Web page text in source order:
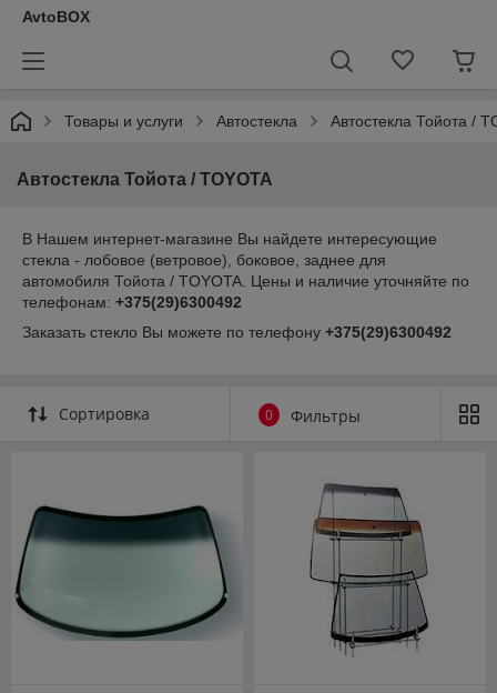
AvtoBOX
Товары и услуги Автостекла Автостекла Тойота /
Автостекла Тойота / TOYOTA
В Нашем интернет-магазине Вы найдете интересующие
стекла - лобовое (ветровое), боковое, заднее для
автомобиля Тойота / TOYOTA. Цены и наличие уточняйте по
телефонам: +375(29)6300492
Заказать стекло Вы можете по телефону +375(29)6300492
Сортировка 0 Фильтры